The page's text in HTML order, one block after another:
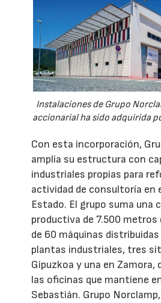
Instalaciones de Grupo
accionarial ha sido adquirida
Con esta incorporación,
amplía su estructura con
industriales propias para
actividad de consultoría en
Estado. El grupo suma una
productiva de 7.500 metros
de 60 máquinas
plantas industriales, tres
Gipuzkoa y una en Zamora,
las oficinas que mantiene
Sebastián. Grupo